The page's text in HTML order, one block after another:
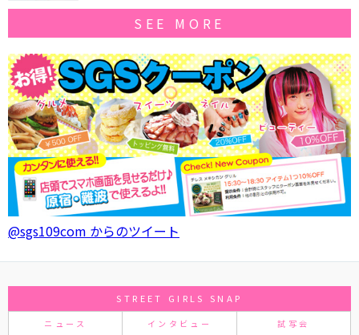
SEE MORE
@sgs109com からのツイート
STREET GIRLS SNAP
ニュース インタビュー 試写会